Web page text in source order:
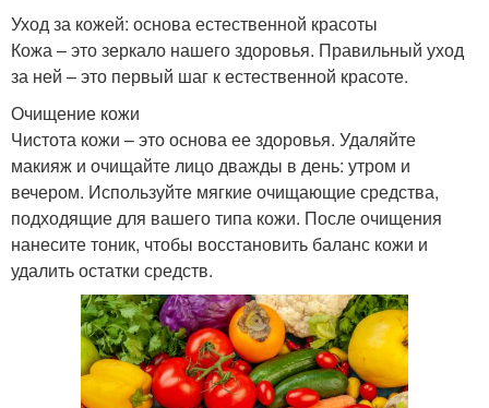
Уход за кожей: основа естественной красоты
Кожа – это зеркало нашего здоровья. Правильный уход
за ней – это первый шаг к естественной красоте.
Очищение кожи
Чистота кожи – это основа ее здоровья. Удаляйте
макияж и очищайте лицо дважды в день: утром и
вечером. Используйте мягкие очищающие средства,
подходящие для вашего типа кожи. После очищения
нанесите тоник, чтобы восстановить баланс кожи и
удалить остатки средств.